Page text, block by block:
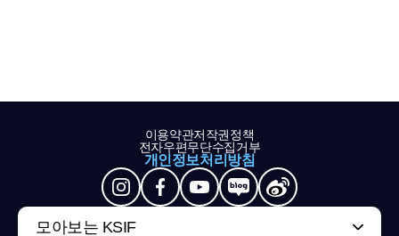
이용약관저작권정책
전자우편무단수집거부
개인정보처리방침
모아보는 KSIF